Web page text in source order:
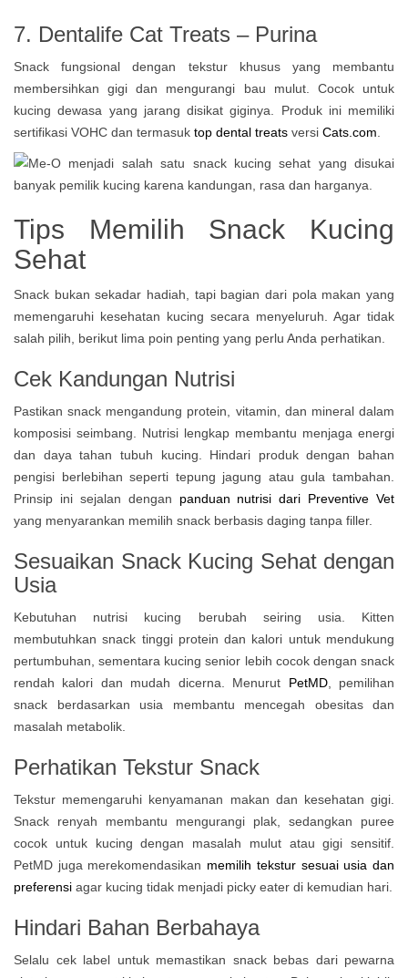
7. Dentalife Cat Treats – Purina
Snack fungsional dengan tekstur khusus yang membantu
membersihkan gigi dan mengurangi bau mulut. Cocok untuk
kucing dewasa yang jarang disikat giginya. Produk ini memiliki
sertifikasi VOHC dan termasuk top dental treats versi Cats.com
Tips Memilih Snack Kucing
Sehat
Snack bukan sekadar hadiah, tapi bagian dari pola makan yang
memengaruhi kesehatan kucing secara menyeluruh. Agar tidak
salah pilih, berikut lima poin penting yang perlu Anda perhatikan.
Cek Kandungan Nutrisi
Pastikan snack mengandung protein, vitamin, dan mineral dalam
komposisi seimbang. Nutrisi lengkap membantu menjaga energi
dan daya tahan tubuh kucing. Hindari produk dengan bahan
pengisi berlebihan seperti tepung jagung atau gula tambahan.
Prinsip ini sejalan dengan
panduan nutrisi dari Preventive Vet
yang menyarankan memilih snack berbasis daging tanpa filler.
Sesuaikan Snack Kucing Sehat dengan
Usia
Kebutuhan nutrisi kucing berubah seiring usia. Kitten
membutuhkan snack tinggi protein dan kalori untuk mendukung
pertumbuhan, sementara kucing senior lebih cocok dengan snack
rendah kalori dan mudah dicerna. Menurut
PetMD, pemilihan
snack berdasarkan usia membantu mencegah obesitas dan
masalah metabolik.
Perhatikan Tekstur Snack
Tekstur memengaruhi kenyamanan makan dan kesehatan gigi.
Snack renyah membantu mengurangi plak, sedangkan puree
cocok untuk kucing dengan masalah mulut atau gigi sensitif.
PetMD juga merekomendasikan memilih tekstur sesuai usia dan
preferensi agar kucing tidak menjadi picky eater di kemudian hari.
Hindari Bahan Berbahaya
Selalu cek label untuk memastikan snack bebas dari pewarna